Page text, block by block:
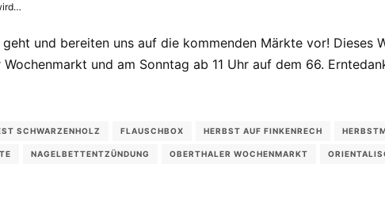
und bereiten uns auf die kommenden Märkte vor! Dieses
und am Sonntag ab 11 Uhr auf dem 66.
SCHWARZENHOLZ FLAUSCHBOX HERBST AUF FINKENRECH
NAGELBETTENTZÜNDUNG OBERTHALER WOCHENMARKT